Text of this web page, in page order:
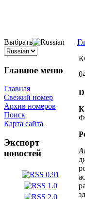
Выбрать
Главное меню
Главная
Свежий номер
Архив номеров
Поиск
Карта сайта
Экспорт
новостей